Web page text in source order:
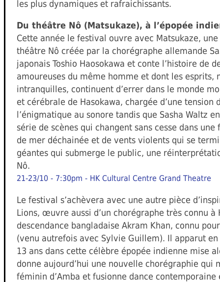
les plus dynamiques et rafraichissants.
Du théâtre Nô (Matsukaze), à l’épopée
Cette année le festival ouvre avec Matsukaze,
théâtre Nô créée par la chorégraphe allemande
japonais Toshio Haosokawa et conte l’histoire de
amoureuses du même homme et dont les esprits,
intranquilles, continuent d’errer dans le monde
et cérébrale de Hasokawa, chargée d’une tension
l’énigmatique au sonore tandis que Sasha Waltz
série de scènes qui changent sans cesse dans
de mer déchainée et de vents violents qui se
géantes qui submerge le public, une
Nô.
21-23/10 - 7:30pm - HK Cultural Centre Grand Theatre
Le festival s’achèvera avec une autre pièce
Lions, œuvre aussi d’un chorégraphe très connu à
descendance bangladaise Akram Khan, connu
(venu autrefois avec Sylvie Guillem). Il apparut en
13 ans dans cette célèbre épopée indienne mise
donne aujourd’hui une nouvelle chorégraphie qui
féminin d’Amba et fusionne dance